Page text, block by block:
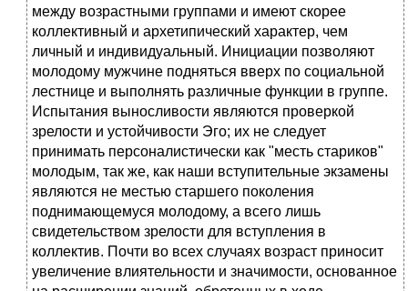
между возрастными группами и имеют скорее
коллективный и архетипический характер, чем
личный и индивидуальный. Инициации позволяют
молодому мужчине подняться вверх по социальной
лестнице и выполнять различные функции в группе.
Испытания выносливости являются проверкой
зрелости и устойчивости Эго; их не следует
принимать персоналистически как "месть стариков"
молодым, так же, как наши вступительные экзамены
являются не местью старшего поколения
поднимающемуся молодому, а всего лишь
свидетельством зрелости для вступления в
коллектив. Почти во всех случаях возраст приносит
увеличение влиятельности и значимости, основанное